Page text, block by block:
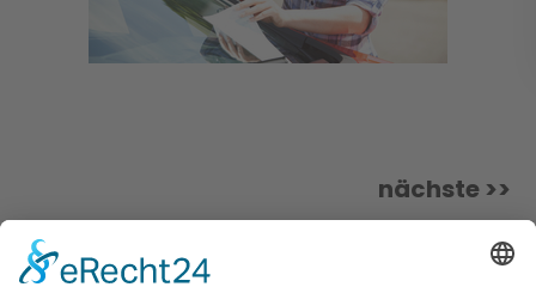
nächste >>